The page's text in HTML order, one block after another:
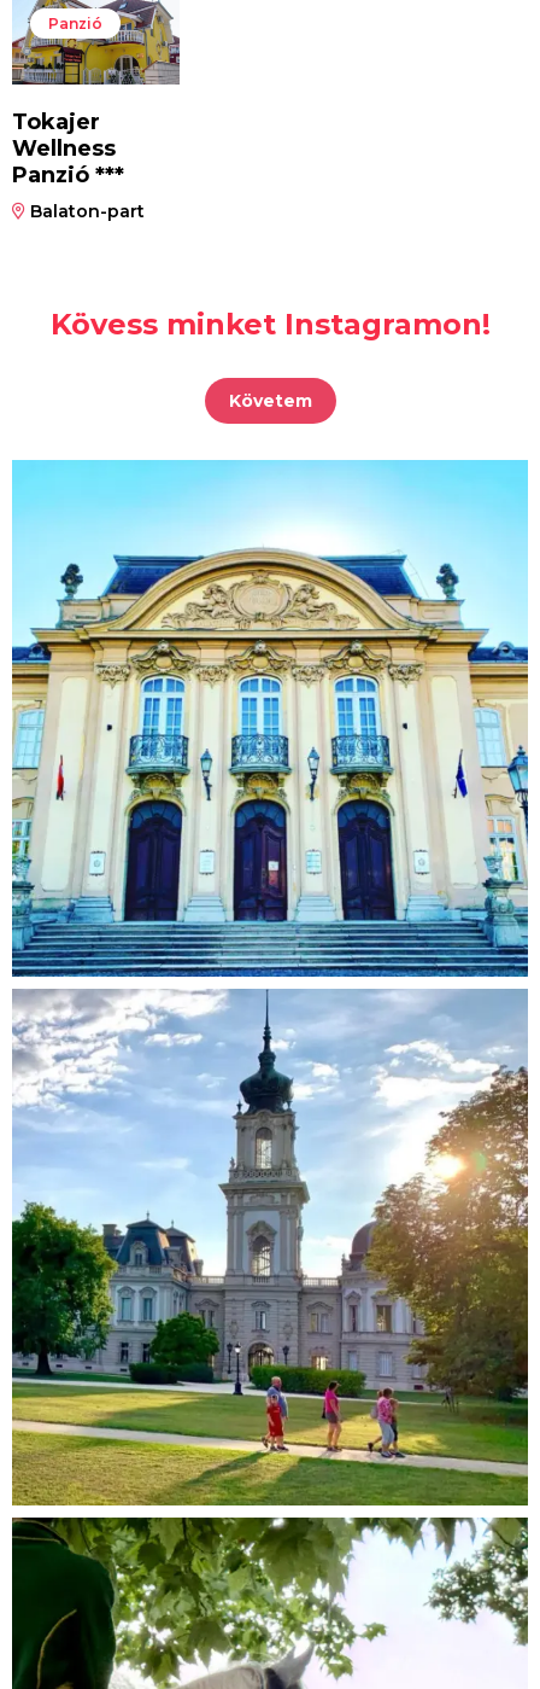
Panzió
Tokajer
Wellness
Panzió ***
Balaton-part
Kövess minket Instagramon!
Követem